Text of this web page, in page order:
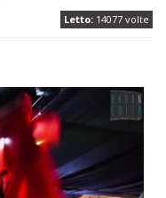
Letto: 14077 volte